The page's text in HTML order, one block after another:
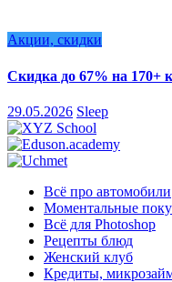
Акции, скидки
Скидка до 67% на 170+
29.05.2026 Sleep
Всё про автомобили
Моментальные
Всё для Photoshop
Рецепты блюд
Женский клуб
Кредиты,